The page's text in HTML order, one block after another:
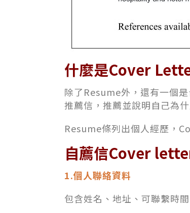
什麼是Cover
除了Resume外，還有一個
推薦信，推薦並說明自己為
Resume條列出個人經歷，
自薦信Cover
1.個人聯絡資料
包含姓名、地址、可聯繫時